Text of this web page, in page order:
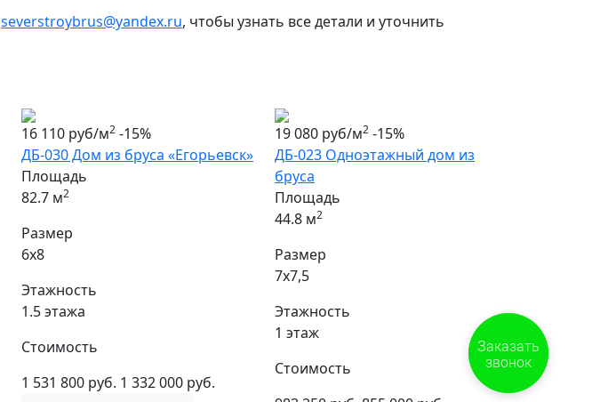
severstroybrus@yandex.ru, чтобы узнать все детали и уточнить
16 110 руб/м2 -15%
ДБ-030 Дом из бруса «Егорьевск»
Площадь
82.7 м2
Размер
6х8
Этажность
1.5 этажа
Стоимость
1 531 800 руб. 1 332 000 руб.
19 080 руб/м2 -15%
ДБ-023 Одноэтажный дом из
бруса
Площадь
44.8 м2
Размер
7х7,5
Этажность
1 этаж
Стоимость
Заказать
звонок